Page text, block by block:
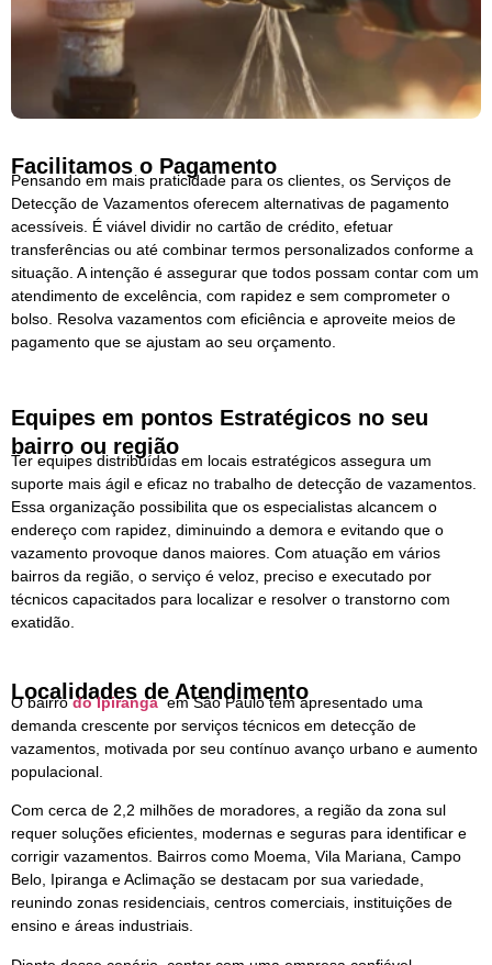
Facilitamos o Pagamento
Pensando em mais praticidade para os clientes, os Serviços de
Detecção de Vazamentos oferecem alternativas de pagamento
acessíveis. É viável dividir no cartão de crédito, efetuar
transferências ou até combinar termos personalizados conforme a
situação. A intenção é assegurar que todos possam contar com um
atendimento de excelência, com rapidez e sem comprometer o
bolso. Resolva vazamentos com eficiência e aproveite meios de
pagamento que se ajustam ao seu orçamento.
Equipes em pontos Estratégicos no seu
bairro ou região
Ter equipes distribuídas em locais estratégicos assegura um
suporte mais ágil e eficaz no trabalho de detecção de vazamentos.
Essa organização possibilita que os especialistas alcancem o
endereço com rapidez, diminuindo a demora e evitando que o
vazamento provoque danos maiores. Com atuação em vários
bairros da região, o serviço é veloz, preciso e executado por
técnicos capacitados para localizar e resolver o transtorno com
exatidão.
Localidades de Atendimento
O bairrodo Ipirangaem São Paulo tem apresentado uma
demanda crescente por serviços técnicos em detecção de
vazamentos, motivada por seu contínuo avanço urbano e aumento
populacional.
Com cerca de 2,2 milhões de moradores, a região da zona sul
requer soluções eficientes, modernas e seguras para identificar e
corrigir vazamentos. Bairros como Moema, Vila Mariana, Campo
Belo, Ipiranga e Aclimação se destacam por sua variedade,
reunindo zonas residenciais, centros comerciais, instituições de
ensino e áreas industriais.